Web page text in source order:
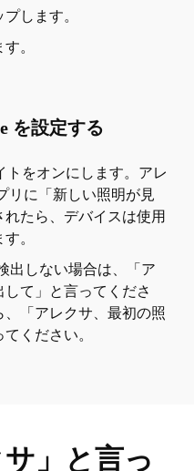
します。
。
を設定する
トをオンにします。アレ
リに「新しい照明が見
たら、デバイスは使用
。
出しない場合は、「ア
て」と言ってくださ
「アレクサ、最初の照
ください。
」と言っ